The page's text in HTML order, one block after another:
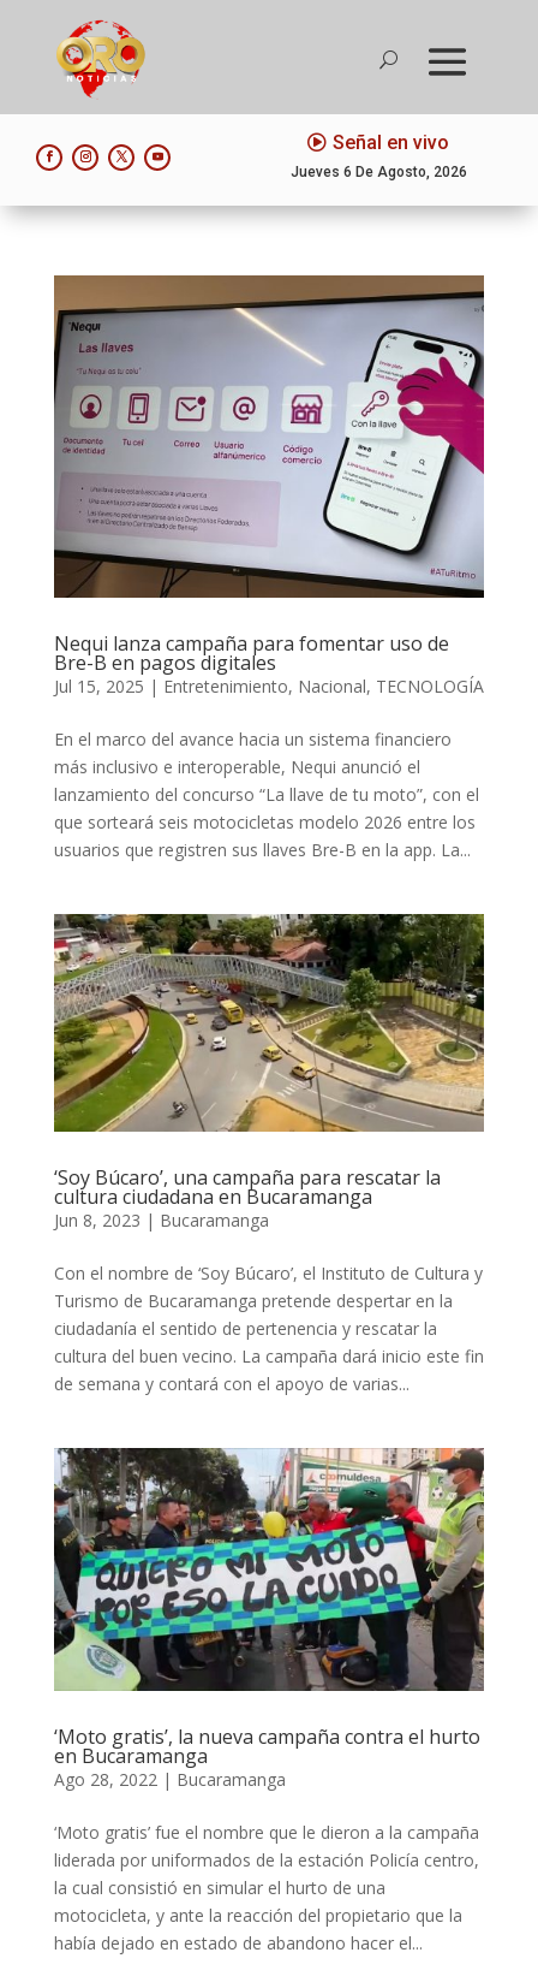
Señal en vivo
Jueves 6 De Agosto, 2026
Nequi lanza campaña para fomentar uso de
Bre-B en pagos digitales
Jul 15, 2025 | Entretenimiento, Nacional, TECNOLOGÍA
En el marco del avance hacia un sistema financiero
más inclusivo e interoperable, Nequi anunció el
lanzamiento del concurso “La llave de tu moto”, con el
que sorteará seis motocicletas modelo 2026 entre los
usuarios que registren sus llaves Bre-B en la app. La...
‘Soy Búcaro’, una campaña para rescatar la
cultura ciudadana en Bucaramanga
Jun 8, 2023 | Bucaramanga
Con el nombre de ‘Soy Búcaro’, el Instituto de Cultura y
Turismo de Bucaramanga pretende despertar en la
ciudadanía el sentido de pertenencia y rescatar la
cultura del buen vecino. La campaña dará inicio este fin
de semana y contará con el apoyo de varias...
‘Moto gratis’, la nueva campaña contra el hurto
en Bucaramanga
Ago 28, 2022 | Bucaramanga
‘Moto gratis’ fue el nombre que le dieron a la campaña
liderada por uniformados de la estación Policía centro,
la cual consistió en simular el hurto de una
motocicleta, y ante la reacción del propietario que la
había dejado en estado de abandono hacer el...